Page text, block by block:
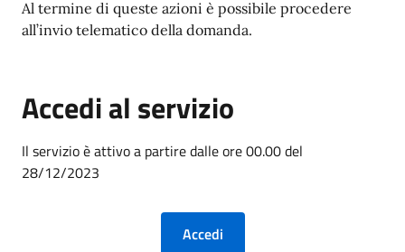
Al termine di queste azioni è possibile procedere
all’invio telematico della domanda.
Accedi al servizio
Il servizio è attivo a partire dalle ore 00.00 del
28/12/2023